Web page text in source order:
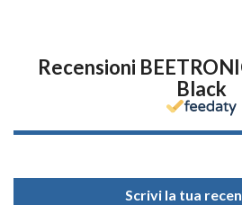
Recensioni
Black
Scrivi la tua